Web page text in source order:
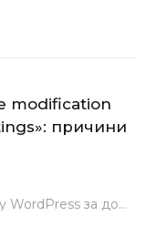
modification
причини
Під час локалізації тем або плагінів у WordPress за допомогою популярного інструменту Loco Translate розробники…